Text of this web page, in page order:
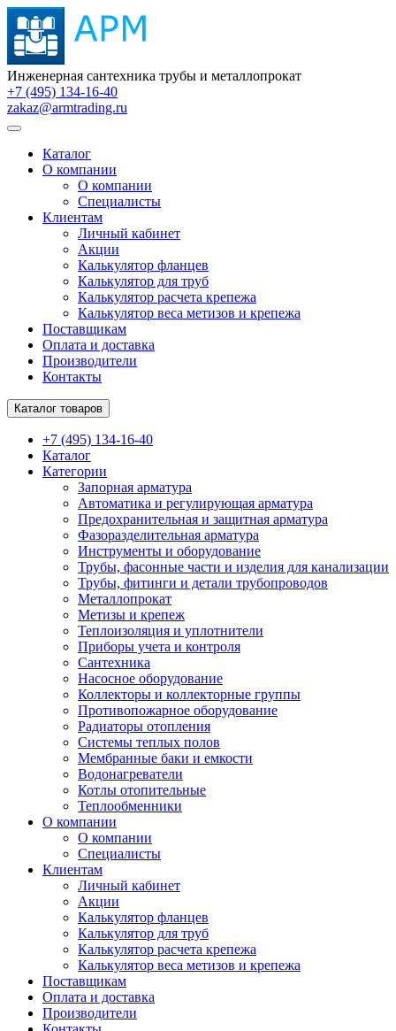
Инженерная сантехника трубы и металлопрокат
+7 (495) 134-16-40
zakaz@armtrading.ru
Каталог
О компании
О компании
Специалисты
Клиентам
Личный кабинет
Акции
Калькулятор фланцев
Калькулятор для труб
Калькулятор расчета крепежа
Калькулятор веса метизов и крепежа
Поставщикам
Оплата и доставка
Производители
Контакты
Каталог товаров
+7 (495) 134-16-40
Каталог
Категории
Запорная арматура
Автоматика и регулирующая арматура
Предохранительная и защитная арматура
Фазоразделительная арматура
Инструменты и оборудование
Трубы, фасонные части и изделия для канализации
Трубы, фитинги и детали трубопроводов
Металлопрокат
Метизы и крепеж
Теплоизоляция и уплотнители
Приборы учета и контроля
Сантехника
Насосное оборудование
Коллекторы и коллекторные группы
Противопожарное оборудование
Радиаторы отопления
Системы теплых полов
Мембранные баки и емкости
Водонагреватели
Котлы отопительные
Теплообменники
О компании
О компании
Специалисты
Клиентам
Личный кабинет
Акции
Калькулятор фланцев
Калькулятор для труб
Калькулятор расчета крепежа
Калькулятор веса метизов и крепежа
Поставщикам
Оплата и доставка
Производители